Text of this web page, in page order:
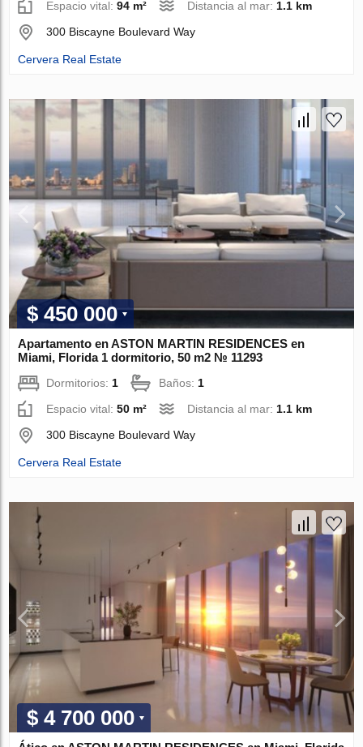
Espacio vital:94 m² Distancia al mar: 1.1 km
300 Biscayne Boulevard Way
Cervera Real Estate
$ 450 000
Apartamento en ASTON MARTIN RESIDENCES en
Miami, Florida 1 dormitorio, 50 m2 № 11293
Dormitorios:1 Baños:1
Espacio vital:50 m² Distancia al mar:1.1 km
300 Biscayne Boulevard Way
Cervera Real Estate
$ 4 700 000